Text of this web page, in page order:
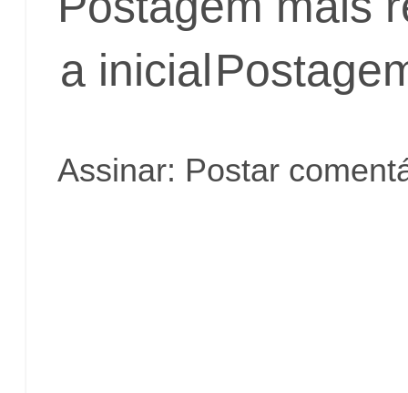
a inicial
Assinar: Postar